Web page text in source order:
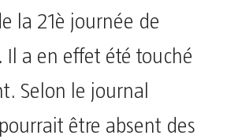
la 21è journée de
Il a en effet été touché
Selon le journal
être absent des